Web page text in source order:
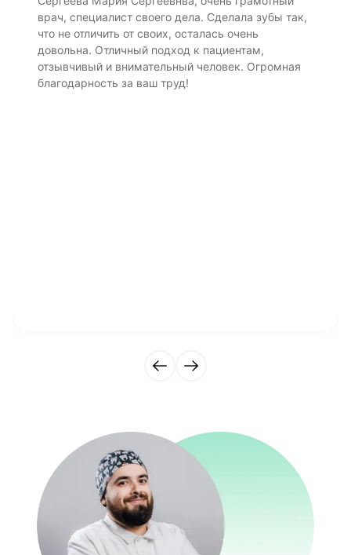
врач, специалист своего дела. Сделала зубы так,
что не отличить от своих, осталась очень
довольна. Отличный подход к пациентам,
отзывчивый и внимательный человек. Огромная
благодарность за ваш труд!